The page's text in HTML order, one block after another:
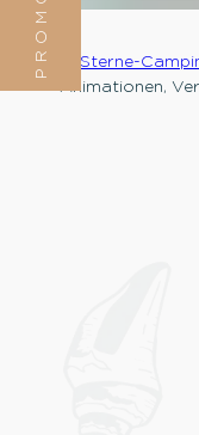
5-Sterne-
Animationen,